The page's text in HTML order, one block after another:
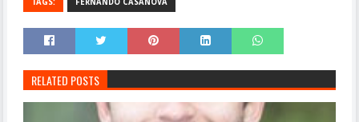
TAGS: FERNANDO CASANOVA
RELATED POSTS